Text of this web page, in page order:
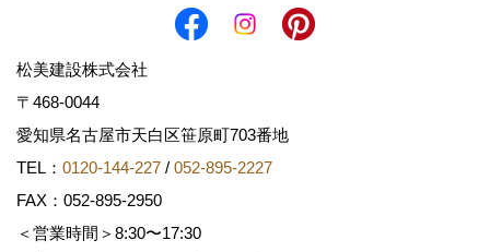
松美建設株式会社
〒468-0044
愛知県名古屋市天白区笹原町703番地
TEL： 0120-144-227 / 052-895-2227
FAX：052-895-2950
＜営業時間＞8:30〜17:30